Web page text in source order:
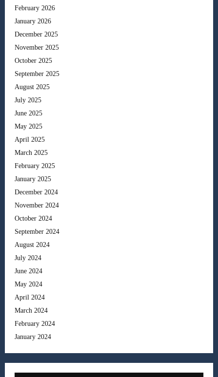
February 2026
January 2026
December 2025
November 2025
October 2025
September 2025
August 2025
July 2025
June 2025
May 2025
April 2025
March 2025
February 2025
January 2025
December 2024
November 2024
October 2024
September 2024
August 2024
July 2024
June 2024
May 2024
April 2024
March 2024
February 2024
January 2024